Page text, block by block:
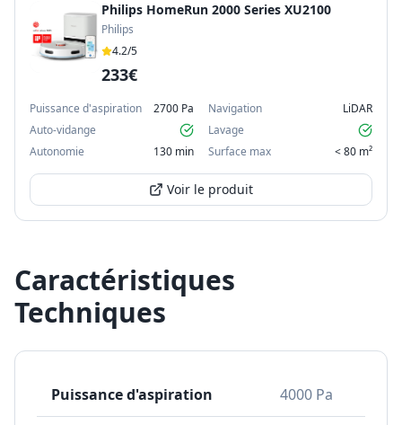
Philips HomeRun 2000 Series XU2100
Philips
4.2/5
233€
Puissance d'aspiration 2700 Pa Navigation
LiDAR
Auto-vidange
Lavage
Autonomie
130 min Surface max < 80 m²
Voir le produit
Caractéristiques
Techniques
Puissance d'aspiration 4000 Pa